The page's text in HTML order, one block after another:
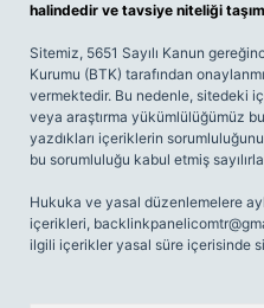
halindedir ve tavsiye niteliği
Sitemiz, 5651 Sayılı Kanun
Kurumu (BTK) tarafından
vermektedir. Bu nedenle, sitedeki
veya araştırma yükümlülüğümüz
yazdıkları içeriklerin
bu sorumluluğu kabul etmiş
Hukuka ve yasal düzenlemelere
içerikleri,
ilgili içerikler yasal süre içerisinde